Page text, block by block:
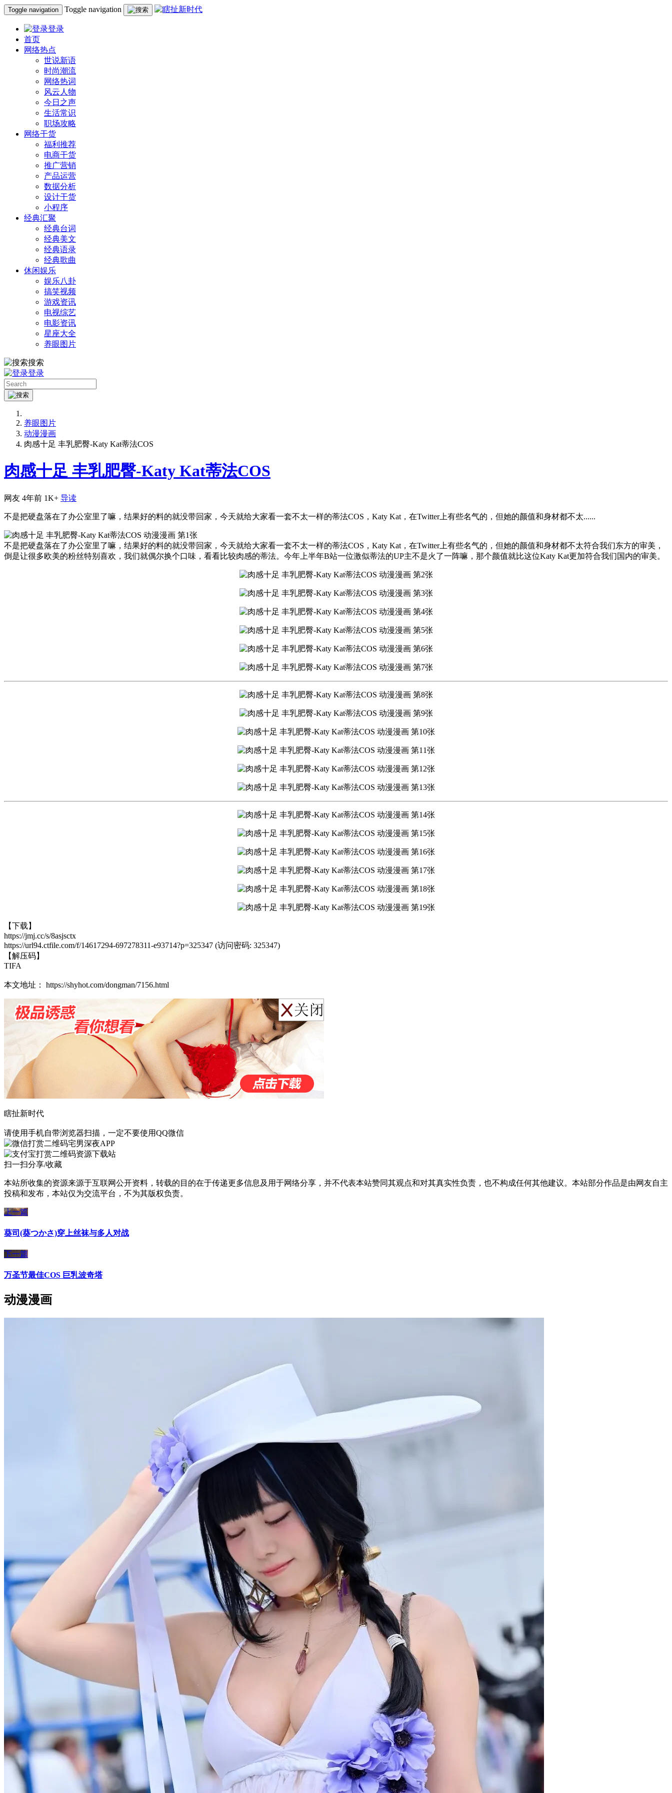
Toggle navigation Toggle navigation
登录
首页
网络热点
世说新语
时尚潮流
网络热词
风云人物
今日之声
生活常识
职场攻略
网络干货
福利推荐
电商干货
推广营销
产品运营
数据分析
设计干货
小程序
经典汇聚
经典台词
经典美文
经典语录
经典歌曲
休闲娱乐
娱乐八卦
搞笑视频
游戏资讯
电视综艺
电影资讯
星座大全
养眼图片
搜索
登录
养眼图片
动漫漫画
肉感十足 丰乳肥臀-Katy Kat蒂法COS
肉感十足 丰乳肥臀-Katy Kat蒂法COS
网友 4年前 1K+ 导读
不是把硬盘落在了办公室里了嘛，结果好的料的就没带回家，今天就给大家看一套不太一样的蒂法COS，Katy Kat，在Twitter上有些名气的，但她的颜值和身材都不太......
不是把硬盘落在了办公室里了嘛，结果好的料的就没带回家，今天就给大家看一套不太一样的蒂法COS，Katy Kat，在Twitter上有些名气的，但她的颜值和身材都不太符合我们东方的审美，
倒是让很多欧美的粉丝特别喜欢，我们就偶尔换个口味，看看比较肉感的蒂法。今年上半年B站一位激似蒂法的UP主不是火了一阵嘛，那个颜值就比这位Katy Kat更加符合我们国内的审美。
【下载】
https://jmj.cc/s/8asjsctx
https://url94.ctfile.com/f/14617294-697278311-e93714?p=325347 (访问密码: 325347)
【解压码】
TIFA
本文地址： https://shyhot.com/dongman/7156.html
瞎扯新时代
请使用手机自带浏览器扫描，一定不要使用QQ微信
宅男深夜APP
资源下载站
扫一扫分享/收藏
本站所收集的资源来源于互联网公开资料，转载的目的在于传递更多信息及用于网络分享，并不代表本站赞同其观点和对其真实性负责，也不构成任何其他建议。本站部分作品是由网友自主
投稿和发布，本站仅为交流平台，不为其版权负责。
上一篇
葵司(葵つかさ)穿上丝袜与多人对战
下一篇
万圣节最佳COS 巨乳波奇塔
动漫漫画